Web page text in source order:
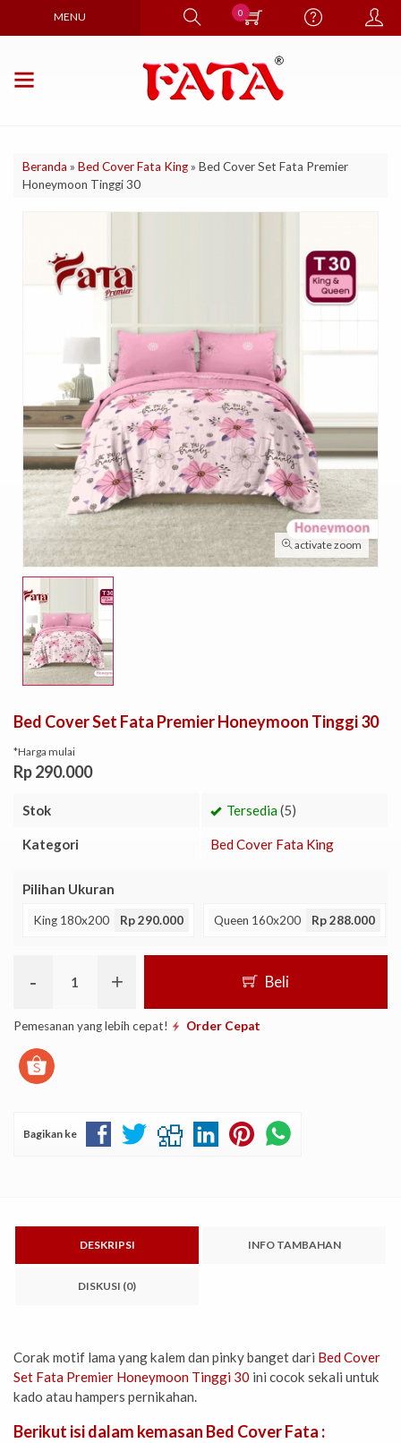
MENU 0
Beranda » Bed Cover Fata King» Bed Cover Set Fata Premier
Honeymoon Tinggi 30
activate zoom
Bed Cover Set Fata Premier Honeymoon Tinggi 30
*Harga mulai
Rp 290.000
Stok Tersedia(5)
Kategori Bed Cover Fata King
Pilihan Ukuran
King 180x200 Rp 290.000 Queen 160x200 Rp 288.000
- + Beli
Pemesanan yang lebih cepat! Order Cepat
Bagikan ke
DESKRIPSI INFO TAMBAHAN
DISKUSI (0)
Corak motif lama yang kalem dan pinky banget dari Bed Cover
Set Fata Premier Honeymoon Tinggi 30 ini cocok sekali untuk
kado atau hampers pernikahan.
Berikut isi dalam kemasan Bed Cover Fata :